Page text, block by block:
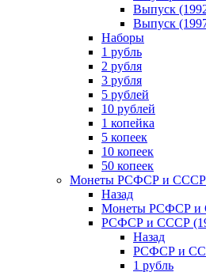
Выпуск
Выпуск
Наборы
1 рубль
2 рубля
3 рубля
5 рублей
10 рублей
1 копейка
5 копеек
10 копеек
50 копеек
Монеты РСФСР и СССР
Назад
Монеты РСФСР и
РСФСР и СССР
Назад
РСФСР и
1 рубль